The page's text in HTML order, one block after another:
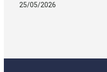
25/05/2026